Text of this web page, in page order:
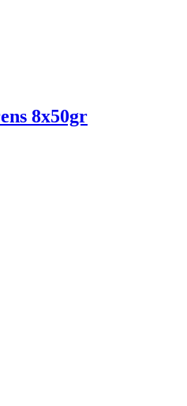
8x50gr